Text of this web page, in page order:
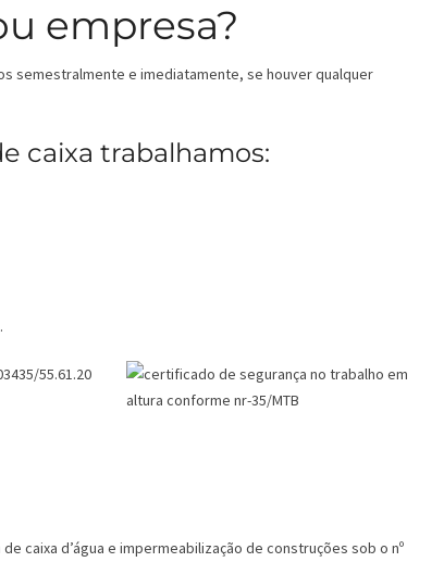
empresa?
semestralmente e imediatamente, se houver qualquer
caixa trabalhamos:
caixa d’água e impermeabilização de construções sob o nº